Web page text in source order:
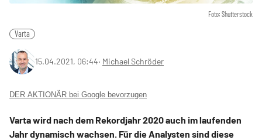
Foto: Shutterstock
Varta
15.04.2021, 06:44‧ Michael Schröder
DER AKTIONÄR bei Google bevorzugen
Varta wird nach dem Rekordjahr 2020 auch im laufenden
Jahr dynamisch wachsen. Für die Analysten sind diese